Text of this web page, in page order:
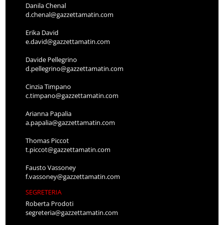
Danila Chenal
d.chenal@gazzettamatin.com
Erika David
e.david@gazzettamatin.com
Davide Pellegrino
d.pellegrino@gazzettamatin.com
Cinzia Timpano
c.timpano@gazzettamatin.com
Arianna Papalia
a.papalia@gazzettamatin.com
Thomas Piccot
t.piccot@gazzettamatin.com
Fausto Vassoney
f.vassoney@gazzettamatin.com
SEGRETERIA
Roberta Prodoti
segreteria@gazzettamatin.com